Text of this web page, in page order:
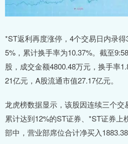
*ST返利再度涨停，4个交易日内录
5%，累计换手率为10.37%。截至
股，成交金额4800.48万元，换手率
21亿元，A股流通市值27.17亿元。
龙虎榜数据显示，该股因连续三个
累计达到12%的ST证券、*ST证券上
部中，营业部席位合计净买入